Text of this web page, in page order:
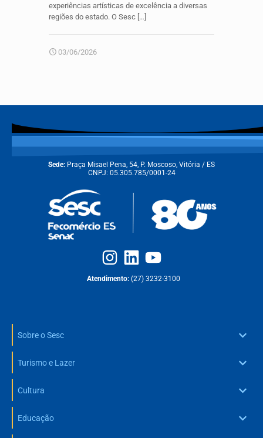
experiências artísticas de excelência a diversas
regiões do estado. O Sesc […]
03/06/2026
Sede: Praça Misael Pena, 54, P. Moscoso, Vitória / ES
CNPJ: 05.305.785/0001-24
Atendimento: (27) 3232-3100
Sobre o Sesc
Turismo e Lazer
Cultura
Educação